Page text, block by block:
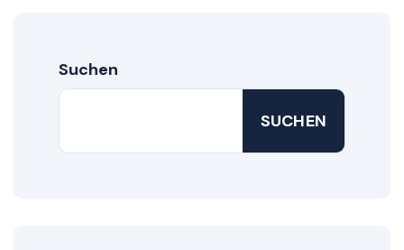
Suchen
SUCHEN